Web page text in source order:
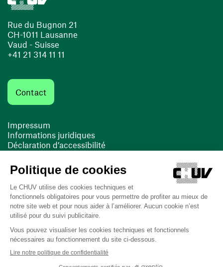
Rue du Bugnon 21
CH-1011 Lausanne
Vaud - Suisse
+41 21 314 11 11
Contact
Impressum
Informations juridiques
Déclaration d’accessibilité
Cookies
(ouvre une nouvelle fenêtre)
(ouvre une nouvelle fenêtre)